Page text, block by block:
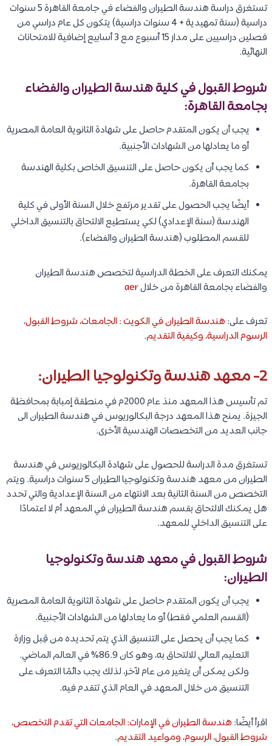
تستغرق دراسة هندسة الطيران والفضاء في جامعة القاهرة 5 سنوات
دراسية (سنة تمهيدية + 4 سنوات دراسية) يتكون كل عام دراسي من
فصلين دراسيين على مدار 15 أسبوع مع 3 أسابيع إضافية للامتحانات
النهائية.
شروط القبول في كلية هندسة الطيران والفضاء
بجامعة القاهرة:
يجب أن يكون المتقدم حاصل على شهادة الثانوية العامة المصرية
أو ما يعادلها من الشهادات الأجنبية.
كما يجب أن يكون حاصل على التنسيق الخاص بكلية الهندسة
بجامعة القاهرة.
أيضًا يجب الحصول على تقدير مرتفع خلال السنة الأولى في كلية
الهندسة (سنة الإعدادي) لكي يستطيع الالتحاق بالتنسيق الداخلي
للقسم المطلوب (هندسة الطيران والفضاء).
يمكنك التعرف على الخطة الدراسية لتخصص هندسة الطيران
والفضاء بجامعة القاهرة من خلالaer
تعرف على: هندسة الطيران في الكويت : الجامعات، شروط القبول،
الرسوم الدراسية، وكيفية التقديم.
2- معهد هندسة وتكنولوجيا الطيران:
تم تأسيس هذا المعهد منذ عام 2000م في منطقة إمبابة بمحافظة
الجيزة. يمنح هذا المعهد درجة البكالوريوس في هندسة الطيران الى
جانب العديد من التخصصات الهندسية الأخرى.
تستغرق مدة الدراسة للحصول على شهادة البكالوريوس في هندسة
الطيران من معهد هندسة وتكنولوجيا الطيران 5 سنوات دراسية. ويتم
التخصص من السنة الثانية بعد الانتهاء من السنة الإعدادية والتي تحدد
هل يمكنك الالتحاق بقسم هندسة الطيران في المعهد أم لا اعتمادًا
على التنسيق الداخلي للمعهد.
شروط القبول في معهد هندسة وتكنولوجيا
الطيران:
يجب أن يكون المتقدم حاصل على شهادة الثانوية العامة المصرية
(القسم العلمي فقط) أو ما يعادلها من الشهادات الأجنبية.
كما يجب أن يحصل على التنسيق الذي يتم تحديده من قِبل وزارة
التعليم العالي للالتحاق به، وهو كان 86.9% في العالم الماضي.
ولكن يمكن أن يتغير من عام لآخر، لذلك يجب دائمًا التعرف على
التنسيق من خلال المعهد في العام الذي تتقدم فيه.
اقرأ أيضًا: هندسة الطيران في الإمارات: الجامعات التي تقدم التخصص،
شروط القبول، الرسوم، ومواعيد التقديم.